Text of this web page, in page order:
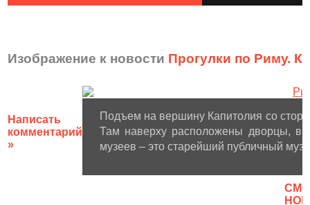
Изображение к новости Прогулки по Риму.
Написать
комментарий
»
Подъем на вершину Капитолия со
Там наверху расположены дворцы, в
музеев – это старейший публичный